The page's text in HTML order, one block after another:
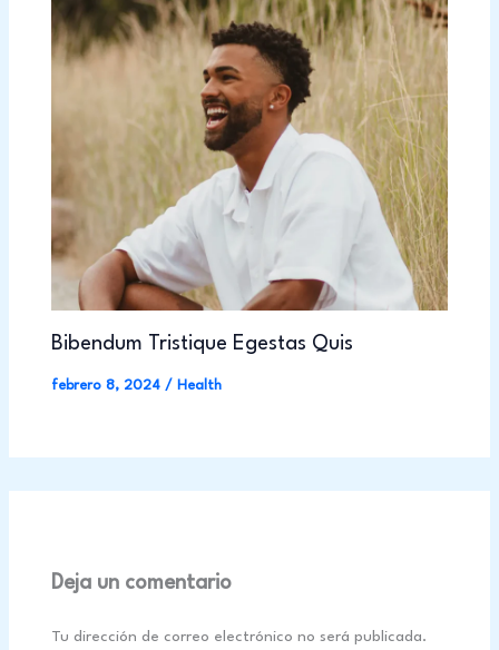
Bibendum Tristique Egestas Quis
febrero 8, 2024 / Health
Deja un comentario
Tu dirección de correo electrónico no será publicada.